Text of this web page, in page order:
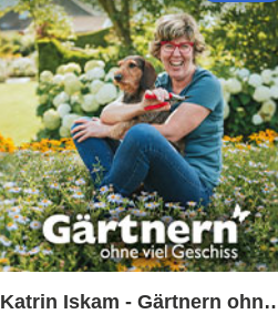
Katrin Iskam - Gärtnern ohne